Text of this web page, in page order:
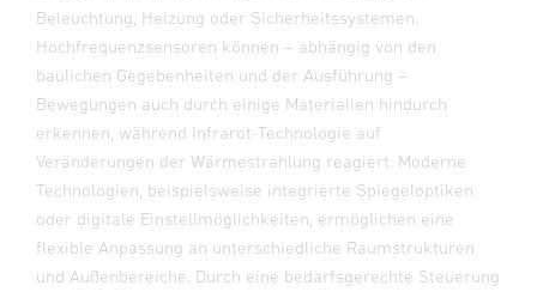
Beleuchtung, Heizung oder Sicherheitssystemen.
Hochfrequenzsensoren können – abhängig von den
baulichen Gegebenheiten und der Ausführung –
Bewegungen auch durch einige Materialien hindurch
erkennen, während Infrarot-Technologie auf
Veränderungen der Wärmestrahlung reagiert. Moderne
Technologien, beispielsweise integrierte Spiegeloptiken
oder digitale Einstellmöglichkeiten, ermöglichen eine
flexible Anpassung an unterschiedliche Raumstrukturen
und Außenbereiche. Durch eine bedarfsgerechte Steuerung